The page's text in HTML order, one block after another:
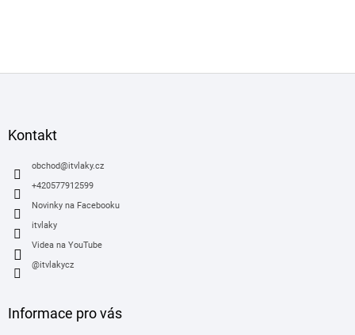
Kontakt
obchod@itvlaky.cz
+420577912599
Novinky na Facebooku
itvlaky
Videa na YouTube
@itvlakycz
Informace pro vás